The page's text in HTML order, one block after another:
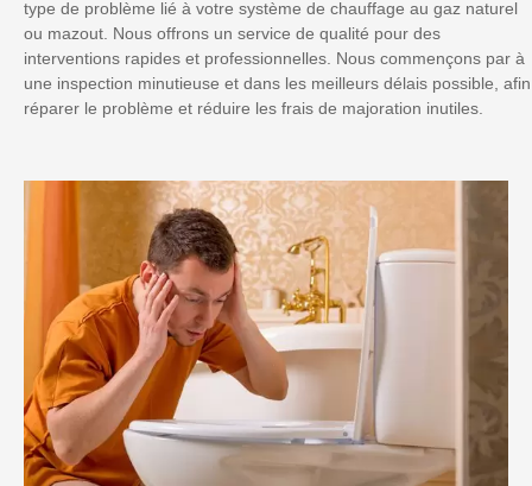
type de problème lié à votre système de chauffage au gaz naturel
ou mazout. Nous offrons un service de qualité pour des
interventions rapides et professionnelles. Nous commençons par à
une inspection minutieuse et dans les meilleurs délais possible, afin
réparer le problème et réduire les frais de majoration inutiles.